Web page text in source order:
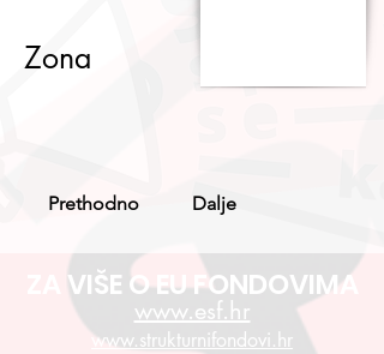
Zona
Prethodno Dalje
ZA VIŠE O EU FONDOVIMA
www.esf.hr
www.strukturnifondovi.hr